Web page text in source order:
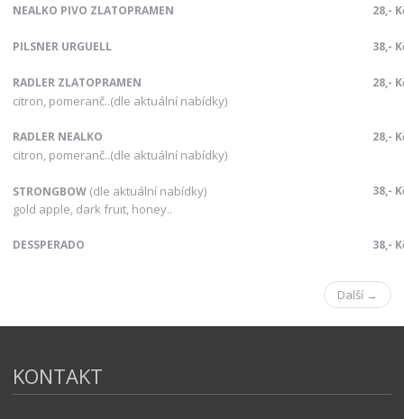
NEALKO PIVO ZLATOPRAMEN 28,-
PILSNER URGUELL 38,-
RADLER ZLATOPRAMEN 28,-
citron, pomeranč..(dle aktuální nabídky)
RADLER NEALKO 28,-
citron, pomeranč..(dle aktuální nabídky)
STRONGBOW (dle aktuální nabídky) 38,-
gold apple, dark fruit, honey..
DESSPERADO 38,-
Další →
KONTAKT